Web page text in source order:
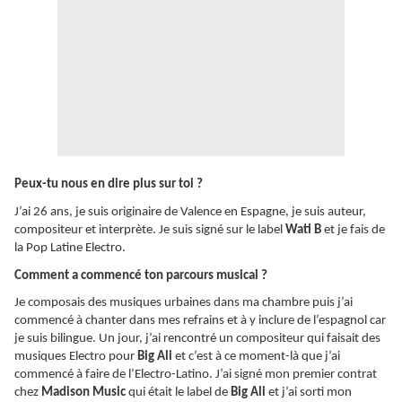
Peux-tu nous en dire plus sur toi ?
J’ai 26 ans, je suis originaire de Valence en Espagne, je suis auteur,
compositeur et interprète. Je suis signé sur le label Wati B et je fais de
la Pop Latine Electro.
Comment a commencé ton parcours musical ?
Je composais des musiques urbaines dans ma chambre puis j’ai
commencé à chanter dans mes refrains et à y inclure de l’espagnol car
je suis bilingue. Un jour, j’ai rencontré un compositeur qui faisait des
musiques Electro pour Big Ali et c’est à ce moment-là que j’ai
commencé à faire de l’Electro-Latino. J’ai signé mon premier contrat
chez Madison Music qui était le label de Big Ali et j’ai sorti mon